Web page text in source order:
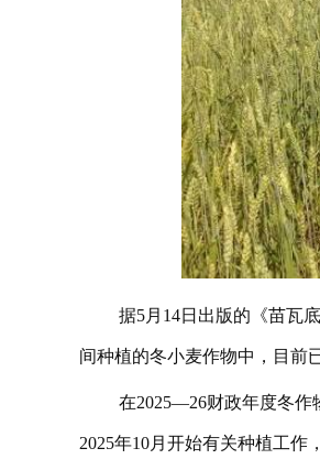
据5月14日出版的《苗瓦
间种植的冬小麦作物中，目前
在2025—26财政年度冬作
2025年10月开始有关种植工作